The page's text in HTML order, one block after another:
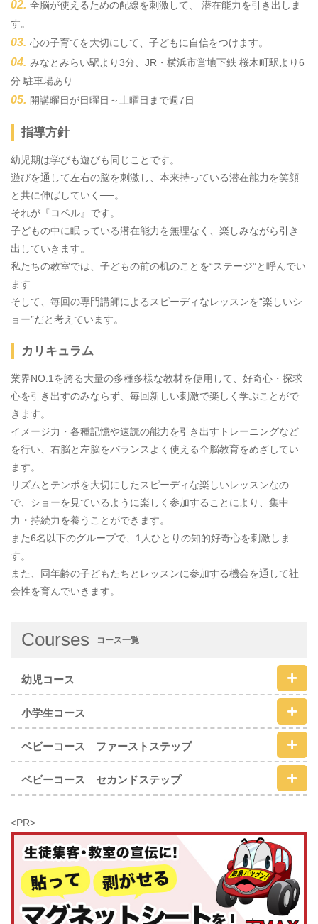
全脳が使えるための配線を刺激して、 潜在能力を引き出しま
す。
心の子育てを大切にして、子どもに自信をつけます。
みなとみらい駅より3分、JR・横浜市営地下鉄 桜木町駅より6
分 駐車場あり
開講曜日が日曜日～土曜日まで週7日
指導方針
幼児期は学びも遊びも同じことです。
遊びを通して左右の脳を刺激し、本来持っている潜在能力を笑顔
と共に伸ばしていく──。
それが『コペル』です。
子どもの中に眠っている潜在能力を無理なく、楽しみながら引き
出していきます。
私たちの教室では、子どもの前の机のことを“ステージ”と呼んでい
ます
そして、毎回の専門講師によるスピーディなレッスンを“楽しいシ
ョー”だと考えています。
カリキュラム
業界NO.1を誇る大量の多種多様な教材を使用して、好奇心・探求
心を引き出すのみならず、毎回新しい刺激で楽しく学ぶことがで
きます。
イメージ力・各種記憶や速読の能力を引き出すトレーニングなど
を行い、右脳と左脳をバランスよく使える全脳教育をめざしてい
ます。
リズムとテンポを大切にしたスピーディな楽しいレッスンなの
で、ショーを見ているように楽しく参加することにより、集中
力・持続力を養うことができます。
また6名以下のグループで、1人ひとりの知的好奇心を刺激しま
す。
また、同年齢の子どもたちとレッスンに参加する機会を通して社
会性を育んでいきます。
Courses コース一覧
幼児コース
小学生コース
ベビーコース ファーストステップ
ベビーコース セカンドステップ
<PR>